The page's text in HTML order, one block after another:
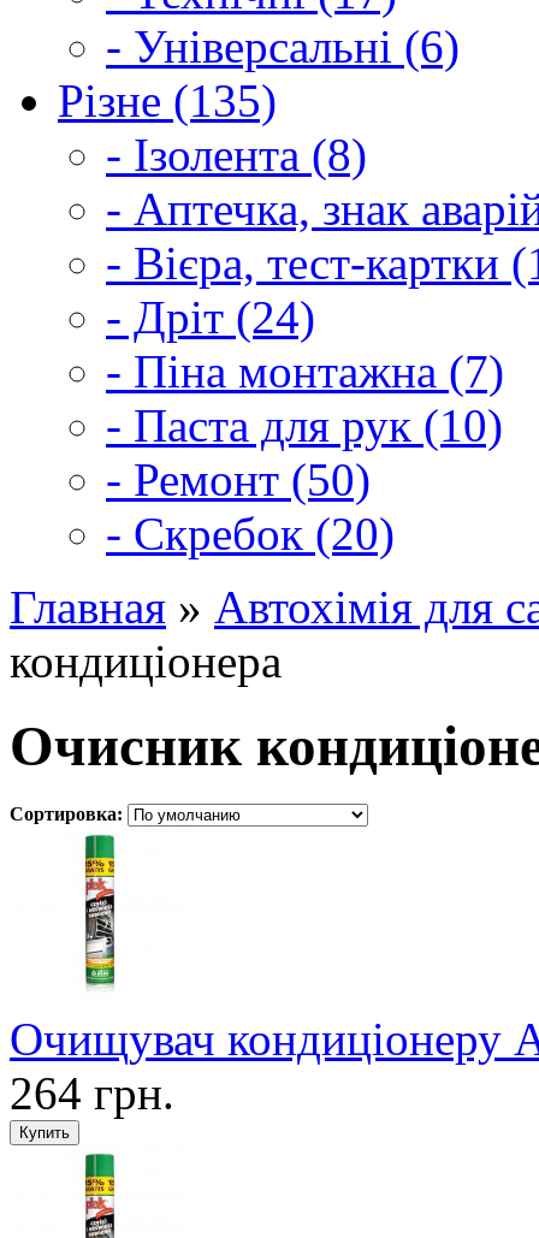
- Універсальні (6)
Різне (135)
- Ізолента (8)
- Аптечка, знак
- Вієра, тест-картки
- Дріт (24)
- Піна монтажна (7)
- Паста для рук (10)
- Ремонт (50)
- Скребок (20)
Главная » Автохімія для
кондиціонера
Очисник
Сортировка:
Очищувач кондиціонеру
264 грн.